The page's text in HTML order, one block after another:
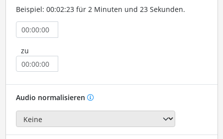
Beispiel: 00:02:23 für 2 Minuten und 23 Sekunden.
zu
Audio normalisieren